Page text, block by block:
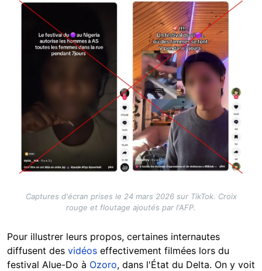
Image
Captures d'écran prises le 24 mars 2026 sur TikTok. Croix
rouge et floutage ajoutés par l'AFP.
Pour illustrer leurs propos, certaines internautes
diffusent des vidéos effectivement filmées lors du
festival Alue-Do à Ozoro, dans l'État du Delta. On y voit